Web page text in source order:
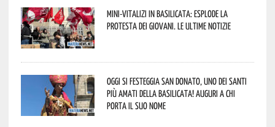
Mini-vitalizi in Basilicata: esplode la
protesta dei giovani. Le ultime notizie
Oggi si festeggia San Donato, uno dei Santi
più amati della Basilicata! Auguri a chi
porta il suo nome